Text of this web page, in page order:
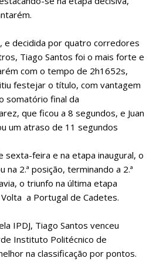
e decidida por quatro corredores
Tiago Santos foi o mais forte e
com o tempo de 2h1652s,
festejar o título, com vantagem
somatório final da
que ficou a 8 segundos, e Juan
um atraso de 11 segundos
sexta-feira e na etapa inaugural, o
na 2.ª posição, terminando a 2.ª
o triunfo na última etapa
a Portugal de Cadetes.
IPDJ, Tiago Santos venceu
Instituto Politécnico de
na classificação por pontos.